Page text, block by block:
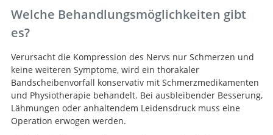
Welche Behandlungsmöglichkeiten gibt
es?
Verursacht die Kompression des Nervs nur Schmerzen und
keine weiteren Symptome, wird ein thorakaler
Bandscheibenvorfall konservativ mit Schmerzmedikamenten
und Physiotherapie behandelt. Bei ausbleibender Besserung,
Lähmungen oder anhaltendem Leidensdruck muss eine
Operation erwogen werden.